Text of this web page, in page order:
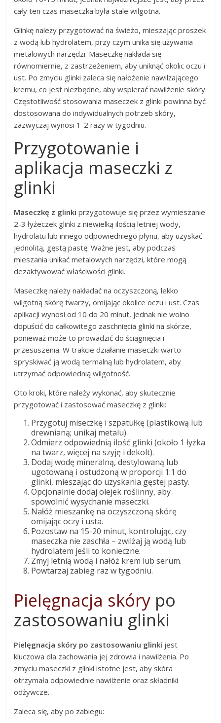
cały ten czas maseczka była stale wilgotna.
Glinkę należy przygotować na świeżo, mieszając proszek
z wodą lub hydrolatem, przy czym unika się używania
metalowych narzędzi. Maseczkę nakłada się
równomiernie, z zastrzeżeniem, aby uniknąć okolic oczu i
ust. Po zmyciu glinki zaleca się nałożenie nawilżającego
kremu, co jest niezbędne, aby wspierać nawilżenie skóry.
Częstotliwość stosowania maseczek z glinki powinna być
dostosowana do indywidualnych potrzeb skóry,
zazwyczaj wynosi 1-2 razy w tygodniu.
Przygotowanie i
aplikacja maseczki z
glinki
Maseczkę z glinki przygotowuje się przez wymieszanie
2-3 łyżeczek glinki z niewielką ilością letniej wody,
hydrolatu lub innego odpowiedniego płynu, aby uzyskać
jednolitą, gęstą pastę. Ważne jest, aby podczas
mieszania unikać metalowych narzędzi, które mogą
dezaktywować właściwości glinki.
Maseczkę należy nakładać na oczyszczoną, lekko
wilgotną skórę twarzy, omijając okolice oczu i ust. Czas
aplikacji wynosi od 10 do 20 minut, jednak nie wolno
dopuścić do całkowitego zaschnięcia glinki na skórze,
ponieważ może to prowadzić do ściągnięcia i
przesuszenia. W trakcie działanie maseczki warto
spryskiwać ją wodą termalną lub hydrolatem, aby
utrzymać odpowiednią wilgotność.
Oto kroki, które należy wykonać, aby skutecznie
przygotować i zastosować maseczkę z glinki:
Przygotuj miseczkę i szpatułkę (plastikową lub
drewnianą; unikaj metalu).
Odmierz odpowiednią ilość glinki (około 1 łyżka
na twarz, więcej na szyję i dekolt).
Dodaj wodę mineralną, destylowaną lub
ugotowaną i ostudzoną w proporcji 1:1 do
glinki, mieszając do uzyskania gęstej pasty.
Opcjonalnie dodaj olejek roślinny, aby
spowolnić wysychanie maseczki.
Nałóż mieszankę na oczyszczoną skórę
omijając oczy i usta.
Pozostaw na 15-20 minut, kontrolując, czy
maseczka nie zaschła – zwilżaj ją wodą lub
hydrolatem jeśli to konieczne.
Zmyj letnią wodą i nałóż krem lub serum.
Powtarzaj zabieg raz w tygodniu.
Pielęgnacja skóry po
zastosowaniu glinki
Pielęgnacja skóry po zastosowaniu glinki jest
kluczowa dla zachowania jej zdrowia i nawilżenia. Po
zmyciu maseczki z glinki istotne jest, aby skóra
otrzymała odpowiednie nawilżenie oraz składniki
odżywcze.
Zaleca się, aby po zabiegu: